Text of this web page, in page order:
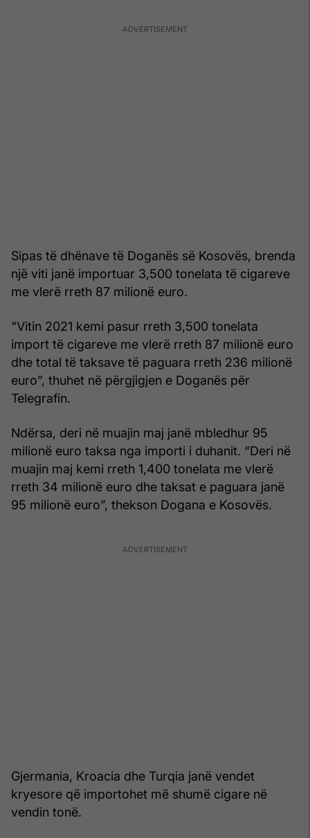
Sipas të dhënave të Doganës së Kosovës, brenda
një viti janë importuar 3,500 tonelata të cigareve
me vlerë rreth 87 milionë euro.
“Vitin 2021 kemi pasur rreth 3,500 tonelata
import të cigareve me vlerë rreth 87 milionë euro
dhe total të taksave të paguara rreth 236 milionë
euro”, thuhet në përgjigjen e Doganës për
Telegrafin.
Ndërsa, deri në muajin maj janë mbledhur 95
milionë euro taksa nga importi i duhanit. “Deri në
muajin maj kemi rreth 1,400 tonelata me vlerë
rreth 34 milionë euro dhe taksat e paguara janë
95 milionë euro”, thekson Dogana e Kosovës.
Gjermania, Kroacia dhe Turqia janë vendet
kryesore që importohet më shumë cigare në
vendin tonë.